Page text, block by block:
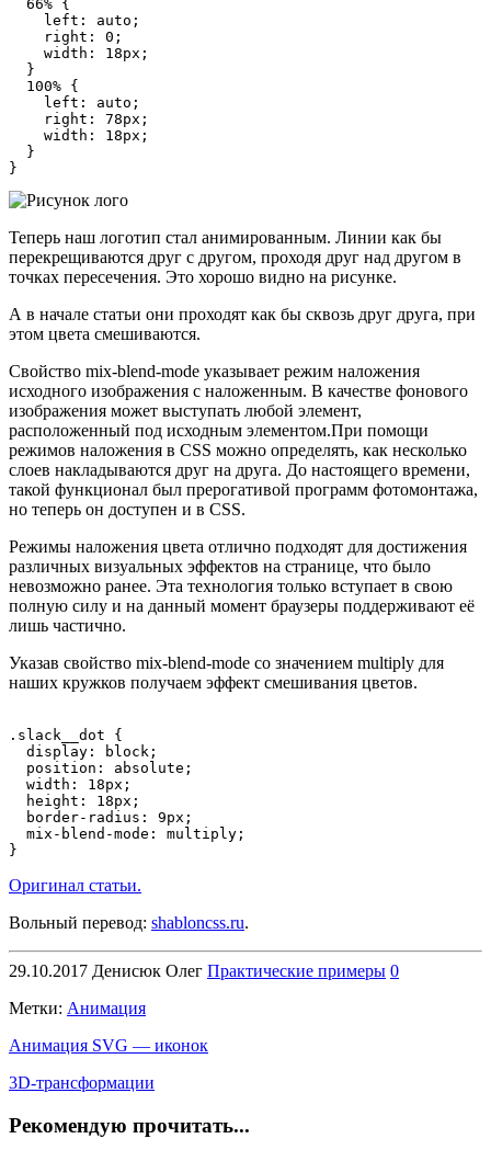
  66% {
    left: auto;
    right: 0;
    width: 18px;
  }
  100% {
    left: auto;
    right: 78px;
    width: 18px;
  }
}
Теперь наш логотип стал анимированным. Линии как бы
перекрещиваются друг с другом, проходя друг над другом в
точках пересечения. Это хорошо видно на рисунке.
А в начале статьи они проходят как бы сквозь друг друга, при
этом цвета смешиваются.
Свойство mix-blend-mode указывает режим наложения
исходного изображения с наложенным. В качестве фонового
изображения может выступать любой элемент,
расположенный под исходным элементом.При помощи
режимов наложения в CSS можно определять, как несколько
слоев накладываются друг на друга. До настоящего времени,
такой функционал был прерогативой программ фотомонтажа,
но теперь он доступен и в CSS.
Режимы наложения цвета отлично подходят для достижения
различных визуальных эффектов на странице, что было
невозможно ранее. Эта технология только вступает в свою
полную силу и на данный момент браузеры поддерживают её
лишь частично.
Указав свойство mix-blend-mode со значением multiply для
наших кружков получаем эффект смешивания цветов.
.slack__dot {
  display: block;
  position: absolute;
  width: 18px;
  height: 18px;
  border-radius: 9px;
  mix-blend-mode: multiply;
}
Оригинал статьи.
Вольный перевод: shabloncss.ru.
29.10.2017 Денисюк Олег Практические примеры 0
Метки: Анимация
Анимация SVG — иконок
3D-трансформации
Рекомендую прочитать...